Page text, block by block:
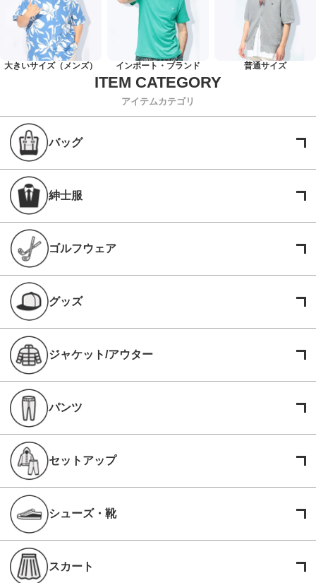
大きいサイズ（メンズ） インポート・ブランド 普通サイズ
アイテムカテゴリ
バッグ
紳士服
ゴルフウェア
グッズ
ジャケット/アウター
パンツ
セットアップ
シューズ・靴
スカート